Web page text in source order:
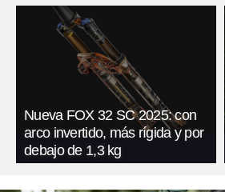
Nueva FOX 32 SC 2025: con
arco invertido, más rígida y por
debajo de 1,3 kg